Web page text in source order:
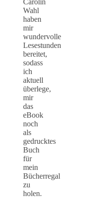
Wahl
haben
mir
wundervolle
Lesestunden
bereitet,
sodass
ich
aktuell
überlege,
mir
das
eBook
noch
als
gedrucktes
Buch
für
mein
Bücherregal
zu
holen.